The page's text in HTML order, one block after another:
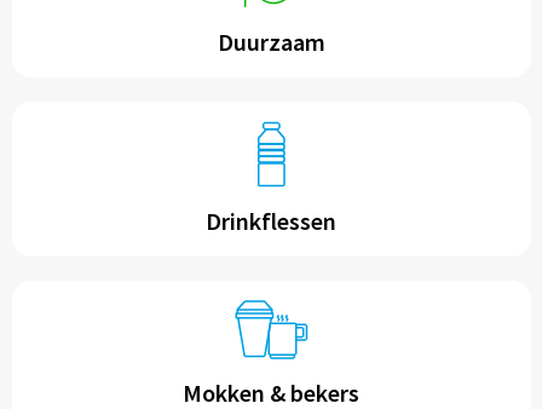
Duurzaam
Drinkflessen
Mokken & bekers